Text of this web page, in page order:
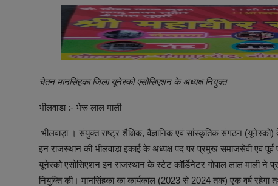
चेतन मानसिंहका जिला यूनेस्को एसोसिएशन के अध्यक्ष नियुक्त
भीलवाडा :- भेरू लाल माली
भीलवाड़ा । संयुक्त राष्ट्र शैक्षिक, वैज्ञानिक एवं सांस्कृतिक संगठन
इन राजस्थान की भीलवाड़ा इकाई के अध्यक्ष पद पर प्रमुख समाजसेवी एवं
यूनेस्को एसोसिएशन इन राजस्थान के स्टेट कॉर्डिनेटर गोपाल लाल माली ने
नियुक्ति की। मानसिंहका का कार्यकाल (2023 से 2024 तक) एक वर्ष रहेगा